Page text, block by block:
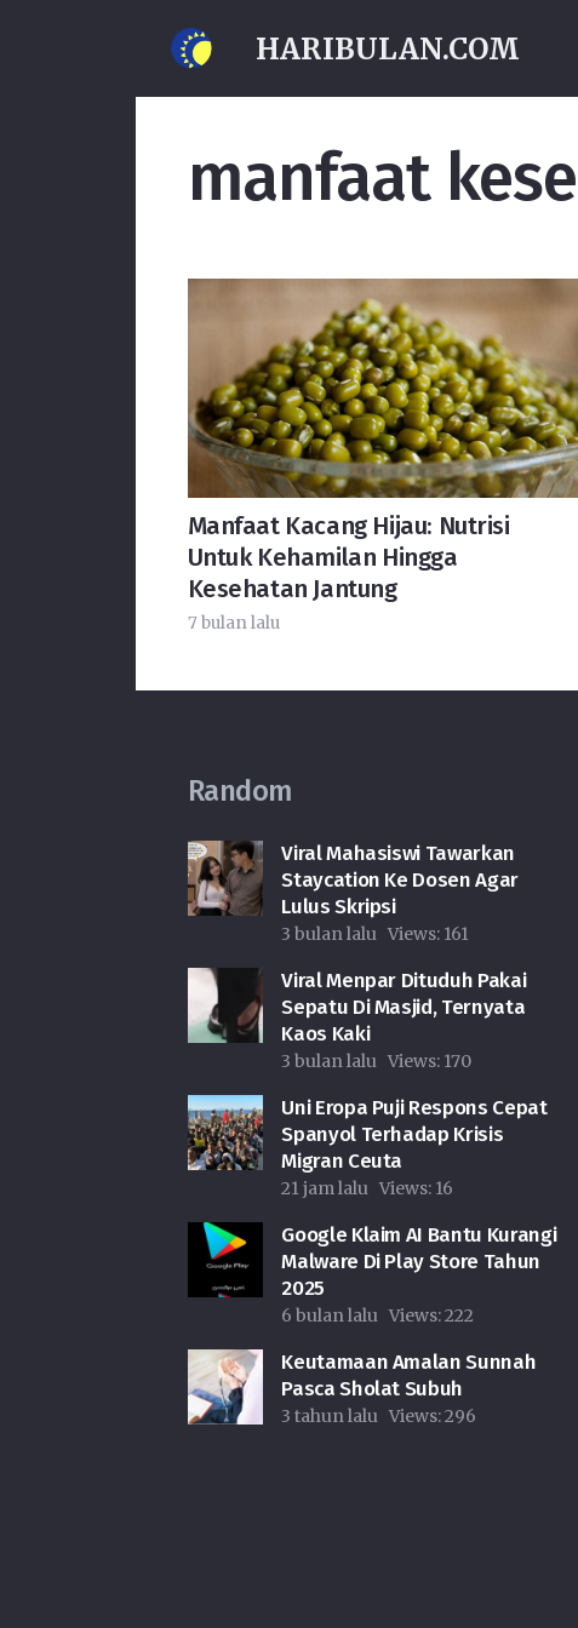
HARIBULAN.COM
manfaat
Manfaat Kacang Hijau: Nutrisi
Untuk Kehamilan Hingga
Kesehatan Jantung
7 bulan lalu
Random
Viral Mahasiswi Tawarkan
Staycation Ke Dosen Agar
Lulus Skripsi
3 bulan lalu Views: 161
Viral Menpar Dituduh Pakai
Sepatu Di Masjid, Ternyata
Kaos Kaki
3 bulan lalu Views: 170
Uni Eropa Puji Respons Cepat
Spanyol Terhadap Krisis
Migran Ceuta
21 jam lalu Views: 16
Google Klaim AI Bantu Kurangi
Malware Di Play Store Tahun
2025
6 bulan lalu Views:222
Keutamaan Amalan Sunnah
Pasca Sholat Subuh
3 tahun lalu Views:296